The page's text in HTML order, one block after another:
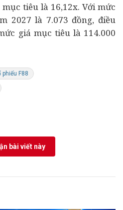
tiêu là 16,12x. Với mức
2027 là 7.073 đồng, điều
giá mục tiêu là 114.000
F88
bài viết này